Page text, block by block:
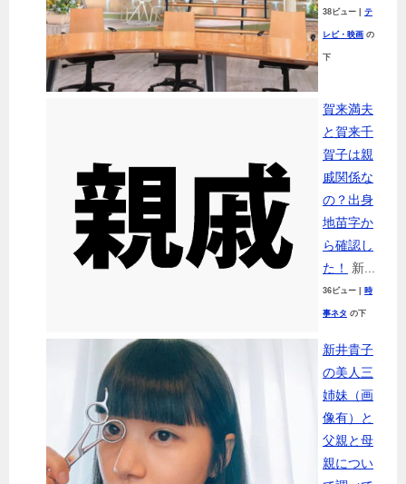
38ビュー テ
レビ・映画 の
下
賀来満夫
と賀来千
賀子は親
戚関係な
の？出身
地苗字か
ら確認し
た！
新...
36ビュー 時
事ネタ の下
新井貴子
の美人三
姉妹（画
像有）と
父親と母
親につい